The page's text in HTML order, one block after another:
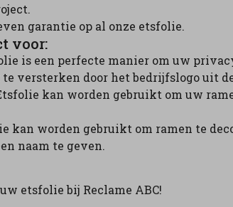
garantie op al onze etsfolie.
voor:
is een perfecte manier om uw
versterken door het bedrijfslogo uit
kan worden gebruikt om uw
kan worden gebruikt om ramen te
naam te geven.
etsfolie bij Reclame ABC!